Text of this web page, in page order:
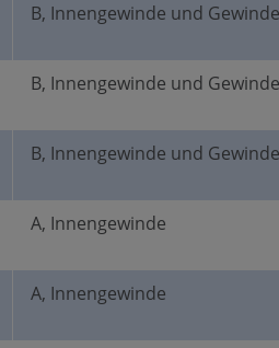
B, Innengewinde und
B, Innengewinde und
B, Innengewinde und
A, Innengewinde
A, Innengewinde